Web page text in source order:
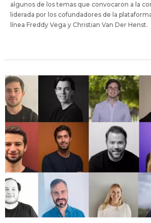
algunos de los temas que convocaron a la
liderada por los cofundadores de la
línea Freddy Vega y Christian Van Der Henst.